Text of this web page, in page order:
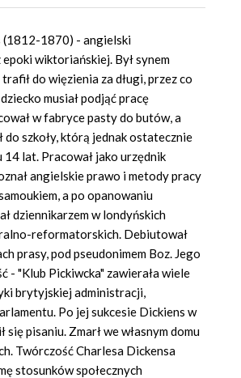
(1812-1870) - angielski
wiktoriańskiej. Był synem
do więzienia za długi, przez co
musiał podjąć pracę
w fabryce pasty do butów, a
do szkoły, którą jednak ostatecznie
14 lat. Pracował jako urzędnik
angielskie prawo i metody pracy
a po opanowaniu
dziennikarzem w londyńskich
reformatorskich. Debiutował
prasy, pod pseudonimem Boz. Jego
- "Klub Pickiwcka" zawierała wiele
brytyjskiej administracji,
Po jej sukcesie Dickiens w
się pisaniu. Zmarł we własnym domu
Twórczość Charlesa Dickensa
stosunków społecznych